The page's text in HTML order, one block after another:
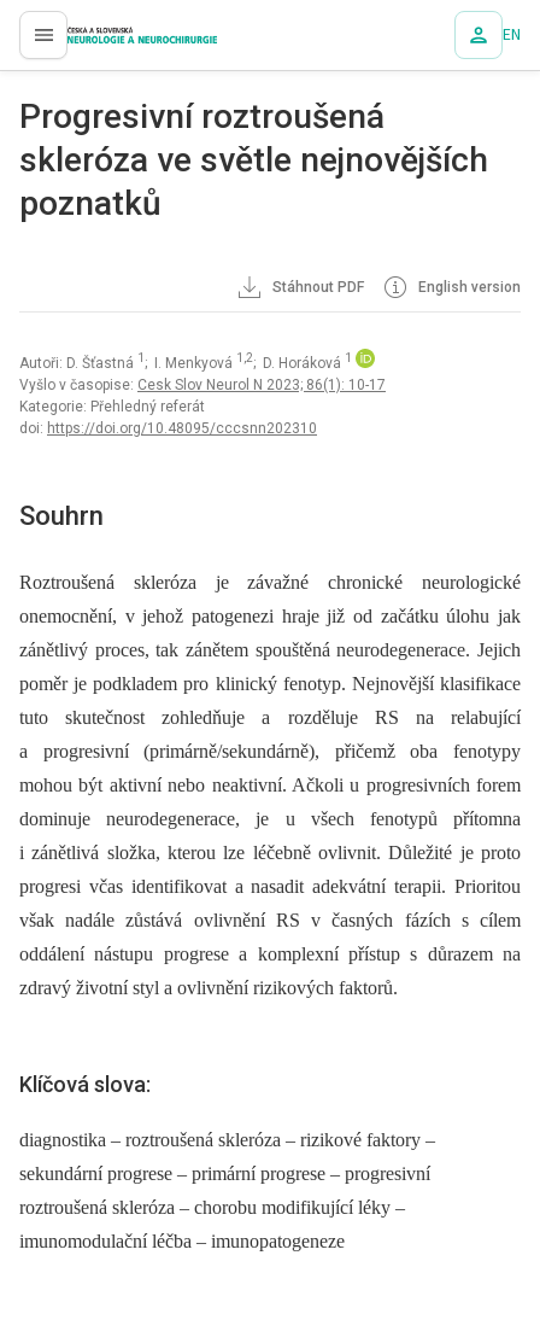
proLékaře.cz EN
Progresivní roztroušená
skleróza ve světle nejnovějších
poznatků
Stáhnout PDF English version
Autoři: D. Šťastná 1 ; I. Menkyová 1,2; D. Horáková 1
Vyšlo v časopise: Cesk Slov Neurol N 2023; 86(1): 10-17
Kategorie: Přehledný referát
doi: https://doi.org/10.48095/cccsnn202310
Souhrn
Roztroušená skleróza je závažné chronické neurologické
onemocnění, v jehož patogenezi hraje již od začátku úlohu jak
zánětlivý proces, tak zánětem spouštěná neurodegenerace. Jejich
poměr je podkladem pro klinický fenotyp. Nejnovější klasifikace
tuto skutečnost zohledňuje a rozděluje RS na relabující
a progresivní (primárně/sekundárně), přičemž oba fenotypy
mohou být aktivní nebo neaktivní. Ačkoli u progresivních forem
dominuje neurodegenerace, je u všech fenotypů přítomna
i zánětlivá složka, kterou lze léčebně ovlivnit. Důležité je proto
progresi včas identifikovat a nasadit adekvátní terapii. Prioritou
však nadále zůstává ovlivnění RS v časných fázích s cílem
oddálení nástupu progrese a komplexní přístup s důrazem na
zdravý životní styl a ovlivnění rizikových faktorů.
Klíčová slova:
diagnostika – roztroušená skleróza – rizikové faktory –
sekundární progrese – primární progrese – progresivní
roztroušená skleróza – chorobu modifikující léky –
imunomodulační léčba – imunopatogeneze